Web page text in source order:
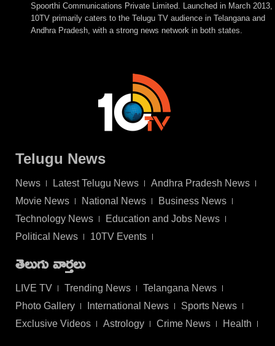
Spoorthi Communications Private Limited. Launched in March 2013,
10TV primarily caters to the Telugu TV audience in Telangana and
Andhra Pradesh, with a strong news network in both states.
Telugu News
News Latest Telugu News
Andhra Pradesh News
Movie News
National News
Business News
Technology News
Education and Jobs News
Political News
10TV Events
తెలుగు వార్తలు
LIVE TV Trending News
Telangana News
Photo Gallery
International News
Sports News
Exclusive Videos
Astrology Crime News Health